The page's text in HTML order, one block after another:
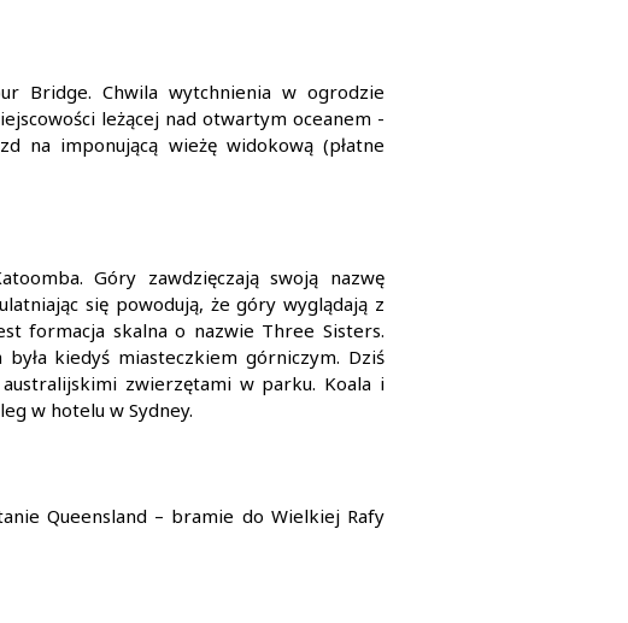
Bridge. Chwila wytchnienia w ogrodzie
leżącej nad otwartym oceanem -
na imponującą wieżę widokową (płatne
Góry zawdzięczają swoją nazwę
się powodują, że góry wyglądają z
formacja skalna o nazwie Three Sisters.
kiedyś miasteczkiem górniczym. Dziś
zwierzętami w parku. Koala i
w hotelu w Sydney.
Queensland – bramie do Wielkiej Rafy